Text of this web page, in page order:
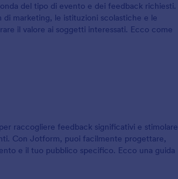
del tipo di evento e dei feedback richiesti.
marketing, le istituzioni scolastiche e le
il valore ai soggetti interessati. Ecco come
raccogliere feedback significativi e stimolare
Con Jotform, puoi facilmente progettare,
e il tuo pubblico specifico. Ecco una guida